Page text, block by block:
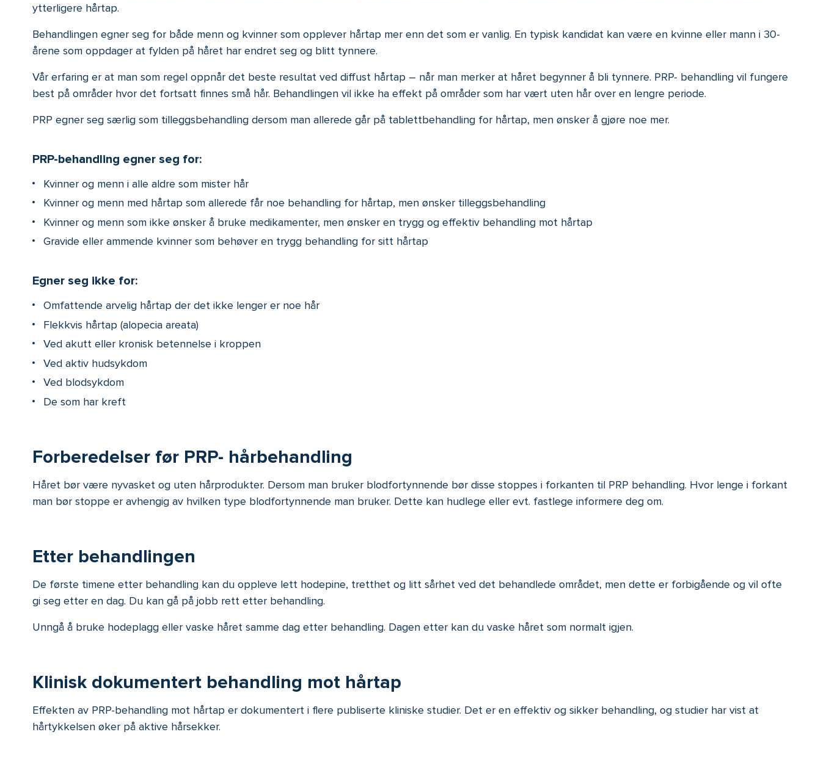
ytterligere hårtap.
Behandlingen egner seg for både menn og kvinner som opplever hårtap mer enn det som er vanlig. En typisk kandidat kan være en kvinne eller mann i 30-
årene som oppdager at fylden på håret har endret seg og blitt tynnere.
Vår erfaring er at man som regel oppnår det beste resultat ved diffust hårtap – når man merker at håret begynner å bli tynnere. PRP- behandling vil fungere
best på områder hvor det fortsatt finnes små hår. Behandlingen vil ikke ha effekt på områder som har vært uten hår over en lengre periode.
PRP egner seg særlig som tilleggsbehandling dersom man allerede går på tablettbehandling for hårtap, men ønsker å gjøre noe mer.
PRP-behandling egner seg for:
Kvinner og menn i alle aldre som mister hår
Kvinner og menn med hårtap som allerede får noe behandling for hårtap, men ønsker tilleggsbehandling
Kvinner og menn som ikke ønsker å bruke medikamenter, men ønsker en trygg og effektiv behandling mot hårtap
Gravide eller ammende kvinner som behøver en trygg behandling for sitt hårtap
Egner seg ikke for:
Omfattende arvelig hårtap der det ikke lenger er noe hår
Flekkvis hårtap (alopecia areata)
Ved akutt eller kronisk betennelse i kroppen
Ved aktiv hudsykdom
Ved blodsykdom
De som har kreft
Forberedelser før PRP- hårbehandling
Håret bør være nyvasket og uten hårprodukter. Dersom man bruker blodfortynnende bør disse stoppes i forkanten til PRP behandling. Hvor lenge i forkant
man bør stoppe er avhengig av hvilken type blodfortynnende man bruker. Dette kan hudlege eller evt. fastlege informere deg om.
Etter behandlingen
De første timene etter behandling kan du oppleve lett hodepine, tretthet og litt sårhet ved det behandlede området, men dette er forbigående og vil ofte
gi seg etter en dag. Du kan gå på jobb rett etter behandling.
Unngå å bruke hodeplagg eller vaske håret samme dag etter behandling. Dagen etter kan du vaske håret som normalt igjen.
Klinisk dokumentert behandling mot hårtap
Effekten av PRP-behandling mot hårtap er dokumentert i flere publiserte kliniske studier. Det er en effektiv og sikker behandling, og studier har vist at
hårtykkelsen øker på aktive hårsekker.